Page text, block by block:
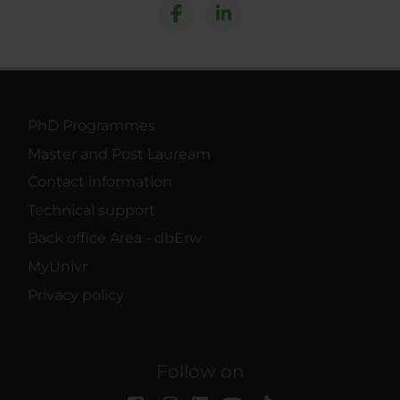
PhD Programmes
Master and Post Lauream
Contact information
Technical support
Back office Area - dbErw
MyUnivr
Privacy policy
Follow on